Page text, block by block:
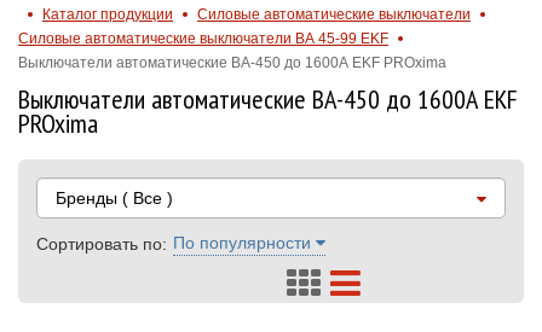
Каталог продукции
Силовые автоматические выключатели
Силовые автоматические выключатели ВА 45-99 EKF
Выключатели автоматические ВА-450 до 1600А EKF PROxima
Выключатели автоматические ВА-450 до 1600А EKF
PROxima
Бренды ( Все )
Сортировать по: По популярности